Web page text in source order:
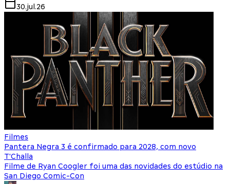
30.jul.26
Filmes
Pantera Negra 3 é confirmado para 2028, com novo
T'Challa
Filme de Ryan Coogler foi uma das novidades do estúdio na
San Diego Comic-Con